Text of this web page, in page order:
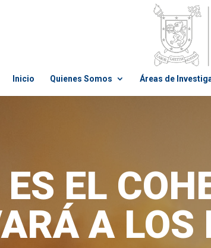
Inicio Quienes Somos Áreas de
ES EL
A